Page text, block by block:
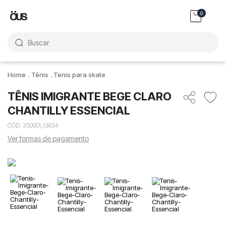
0
Tênis Tenis para skate
TÊNIS IMIGRANTE BEGE CLARO
CHANTILLY ESSENCIAL
CÓD: 350001_13634
Ver formas de pagamento